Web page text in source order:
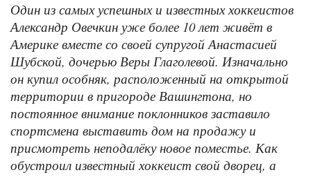
Один из самых успешных и известных хоккеистов
Александр Овечкин уже более 10 лет живёт в
Америке вместе со своей супругой Анастасией
Шубской, дочерью Веры Глаголевой. Изначально
он купил особняк, расположенный на открытой
территории в пригороде Вашингтона, но
постоянное внимание поклонников заставило
спортсмена выставить дом на продажу и
присмотреть неподалёку новое поместье. Как
обустроил известный хоккеист свой дворец, а